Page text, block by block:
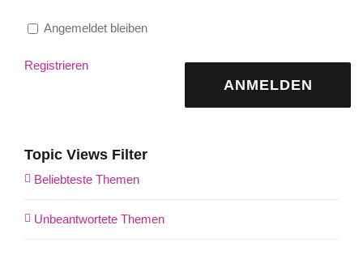
Angemeldet bleiben
ANMELDEN
Registrieren
Topic Views Filter
Beliebteste Themen
Unbeantwortete Themen